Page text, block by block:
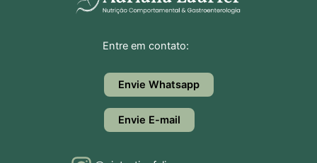
Entre em contato:
Envie Whatsapp
Envie E-mail